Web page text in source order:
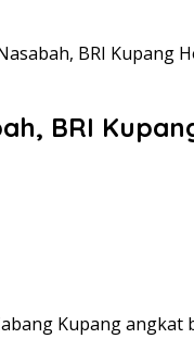
BRI Kupang
BRI
Kupang